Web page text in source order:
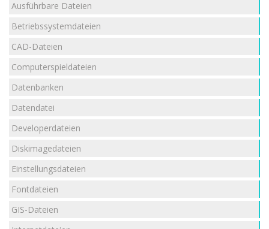
Ausführbare Dateien
Betriebssystemdateien
CAD-Dateien
Computerspieldateien
Datenbanken
Datendatei
Developerdateien
Diskimagedateien
Einstellungsdateien
Fontdateien
GIS-Dateien